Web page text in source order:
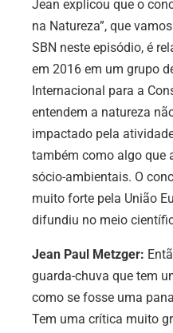
Jean explicou que o
na Natureza”, que
SBN neste episódio, é
em 2016 em um grupo
Internacional para a
entendem a natureza
impactado pela
também como algo que
sócio-ambientais. O
muito forte pela União
difundiu no meio
Jean Paul Metzger:
guarda-chuva que tem
como se fosse uma
Tem uma crítica muito